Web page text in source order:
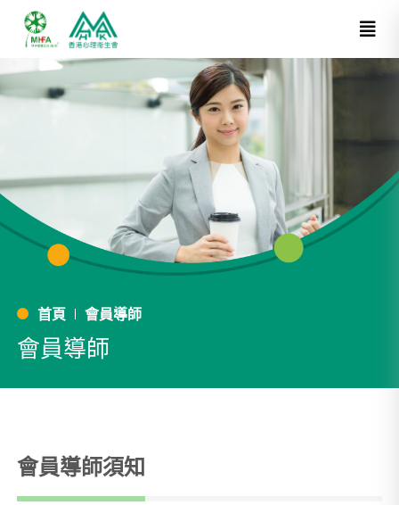
首頁 會員導師
會員導師
會員導師須知